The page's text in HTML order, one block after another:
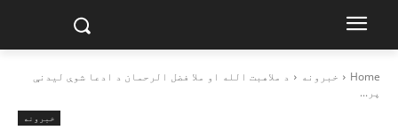
Home خبرونه
د ملاهبت الله او ملا فضل الرحمان د ادعا شوې لیدنې
پر...
خبرونه